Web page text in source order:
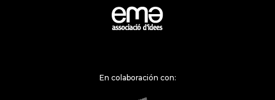
En colaboración con: